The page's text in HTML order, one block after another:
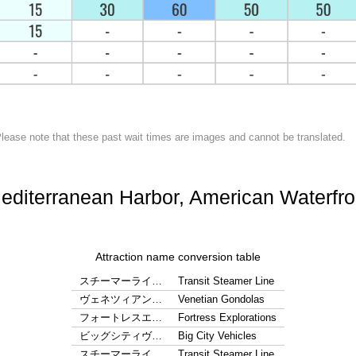
note that these past wait times are images and cannot be translated.
Harbor, American
Attraction name conversion table
スチーマーライ…
Transit Steamer Line
ヴェネツィアン…
Venetian Gondolas
フォートレスエ…
Fortress Explorations
ビッグシティヴ…
Big City Vehicles